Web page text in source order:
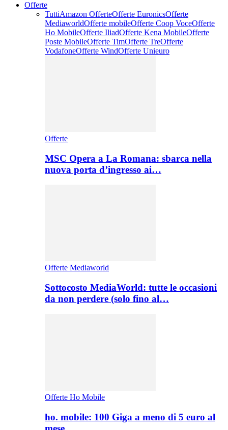
Offerte
TuttiAmazon OfferteOfferte EuronicsOfferte
MediaworldOfferte mobileOfferte Coop VoceOfferte
Ho MobileOfferte IliadOfferte Kena MobileOfferte
Poste MobileOfferte TimOfferte TreOfferte
VodafoneOfferte WindOfferte Unieuro
Offerte
MSC Opera a La Romana: sbarca nella
nuova porta d’ingresso ai…
Offerte Mediaworld
Sottocosto MediaWorld: tutte le occasioni
da non perdere (solo fino al…
Offerte Ho Mobile
ho. mobile: 100 Giga a meno di 5 euro al